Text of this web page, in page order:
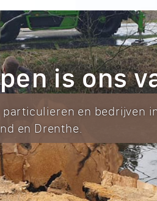
is ons
en bedrijven
en Drenthe.